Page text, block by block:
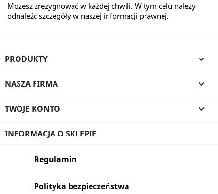
Możesz zrezygnować w każdej chwili. W tym celu należy
odnaleźć szczegóły w naszej informacji prawnej.
PRODUKTY 
NASZA FIRMA 
TWOJE KONTO 
INFORMACJA O SKLEPIE
Regulamin
Polityka bezpieczeństwa